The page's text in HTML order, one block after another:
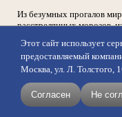
Из безумных прогалов
расстрелянных морозов,
Звездный Ход был
Тибета и Хамар-Дабана,
монастырей и часовен,
Тенгри и Канченджанги.
прямо на меня, они
грудь, и я кричала от боли
Этот сайт использует
предоставляемый
Москва, ул. Л. Толстого,
Согласен Не